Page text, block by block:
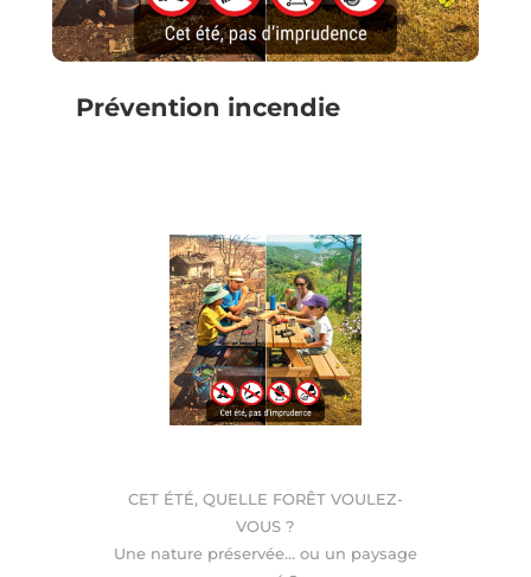
Prévention incendie
CET ÉTÉ, QUELLE FORÊT VOULEZ-
VOUS ?
Une nature préservée… ou un paysage